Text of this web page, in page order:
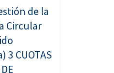
de la
Circular
3 CUOTAS